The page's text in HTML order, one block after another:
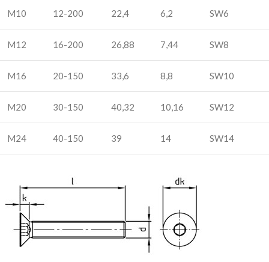
M10 12-200 22,4 6,2 SW6
M12 16-200 26,88 7,44 SW8
M16 20-150 33,6 8,8 SW10
M20 30-150 40,32 10,16 SW12
M24 40-150 39 14 SW14